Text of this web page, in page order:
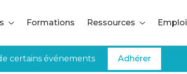
Formations Ressources Emploi
certains événements Adhérer